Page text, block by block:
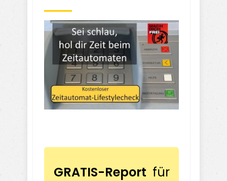
GRATIS-Report für